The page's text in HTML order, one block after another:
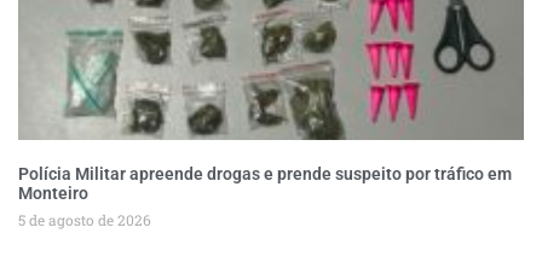
Polícia Militar apreende drogas e prende suspeito por tráfico em
Monteiro
5 de agosto de 2026